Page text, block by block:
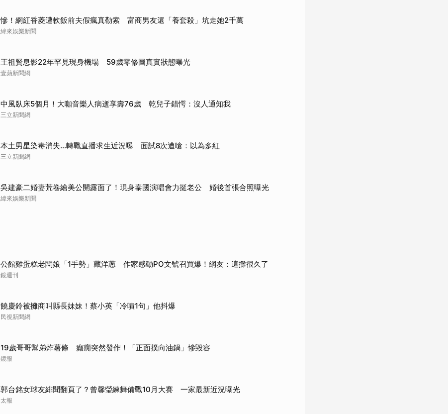
慘！網紅香菱遭軟飯前夫假瘋真勒索 富商男友還「養套殺」坑走她2千萬
緯來娛樂新聞
王祖賢息影22年罕見現身機場 59歲零修圖真實狀態曝光
壹蘋新聞網
中風臥床5個月！大咖音樂人病逝享壽76歲 乾兒子錯愕：沒人通知我
三立新聞網
本土男星染毒消失...轉戰直播求生近況曝 面試8次遭嗆：以為多紅
三立新聞網
吳建豪二婚妻荒卷繪美公開露面了！現身泰國演唱會力挺老公 婚後首張合照曝光
緯來娛樂新聞
公館雞蛋糕老闆娘「1手勢」藏洋蔥 作家感動PO文號召買爆！網友：這攤很久了
鏡週刊
饒慶鈴被攤商叫縣長妹妹！蔡小英「冷噴1句」他抖爆
民視新聞網
19歲哥哥幫弟炸薯條 癲癇突然發作！「正面撲向油鍋」慘毀容
鏡報
郭台銘女球友緋聞翻頁了？曾馨瑩練舞備戰10月大賽 一家最新近況曝光
太報